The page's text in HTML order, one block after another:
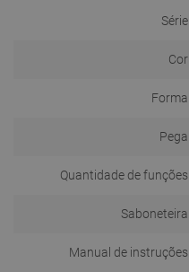
Série
Cor
Forma
Pega
Quantidade de funções
Saboneteira
Manual de instruções